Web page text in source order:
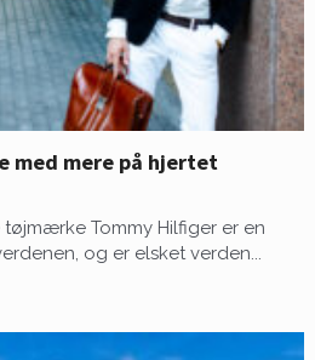
med mere på hjertet
Tommy Hilfiger er en
og er elsket verden...